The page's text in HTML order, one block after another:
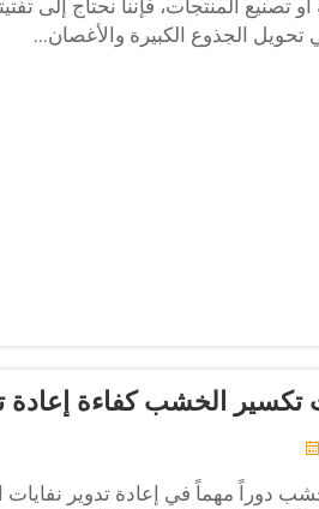
تصنيع المنتجات، فإننا نحتاج إلى
الجذوع الكبيرة والأغصان...
الخشب كفاءة إعادة
دوراً مهماً في إعادة تدوير